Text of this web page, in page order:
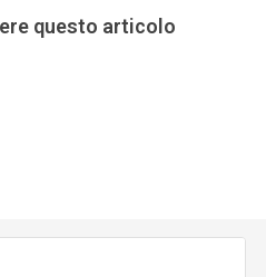
questo articolo